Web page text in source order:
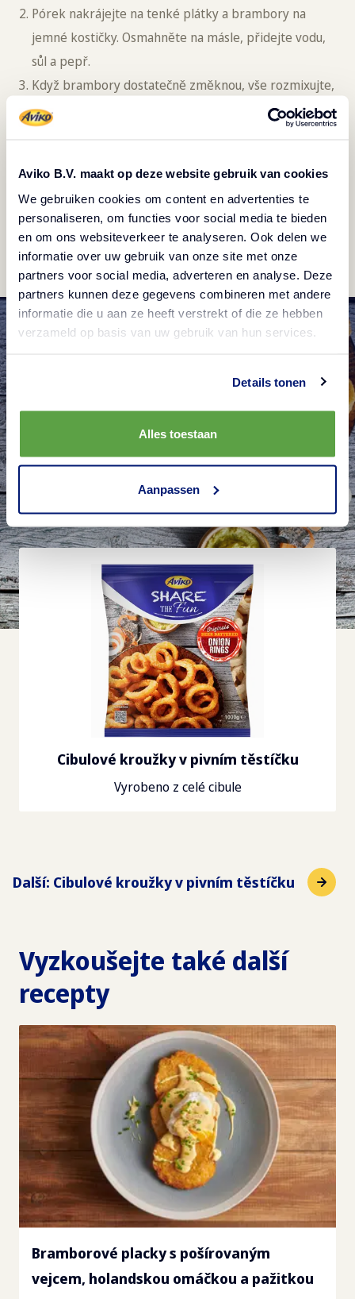
Aviko B.V. maakt op deze website gebruik van cookies
We gebruiken cookies om content en advertenties te
personaliseren, om functies voor social media te bieden
en om ons websiteverkeer te analyseren. Ook delen we
informatie over uw gebruik van onze site met onze
partners voor social media, adverteren en analyse. Deze
partners kunnen deze gegevens combineren met andere
informatie die u aan ze heeft verstrekt of die ze hebben
verzameld op basis van uw gebruik van hun services.
Details tonen
Alles toestaan
Aanpassen
Pórek nakrájejte na tenké plátky a brambory na
jemné kostičky. Osmahněte na másle, přidejte vodu,
sůl a pepř.
Když brambory dostatečně změknou, vše rozmixujte,
přidejte studenou zakysanou smetanu a znovu
rozmixujte.
nasekanou pažitkou.
Na talíře položte cibulové kroužky a podávejte s
dipem.
Další: Cibulové kroužky v pivním těstíčku
Produkty Aviko užité v
tomto receptu
Cibulové kroužky v pivním těstíčku
Vyrobeno z celé cibule
Vyzkoušejte také další
recepty
Bramborové placky s pošírovaným
vejcem, holandskou omáčkou a pažitkou